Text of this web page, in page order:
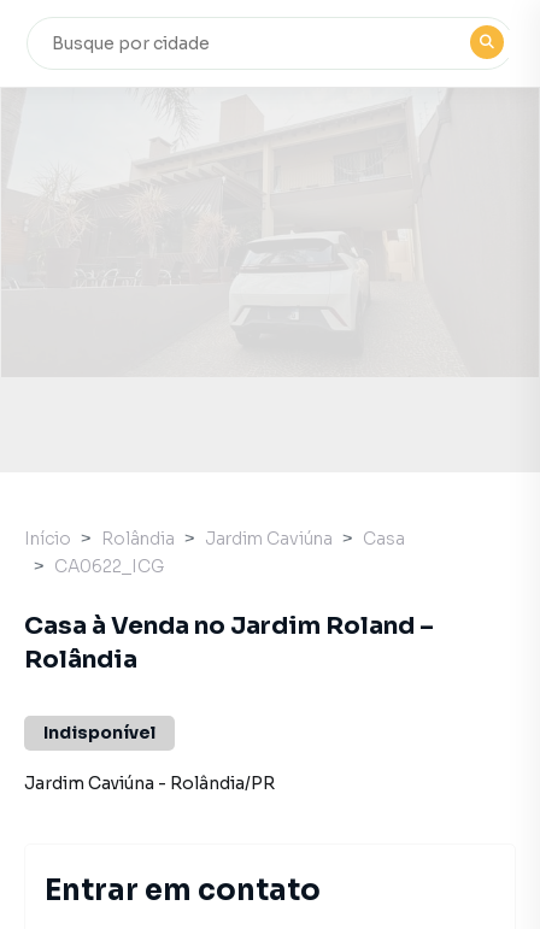
Início Rolândia Jardim Caviúna
Casa
CA0622_ICG
Casa à Venda no Jardim Roland –
Rolândia
Indisponível
Jardim Caviúna - Rolândia/PR
Entrar em contato